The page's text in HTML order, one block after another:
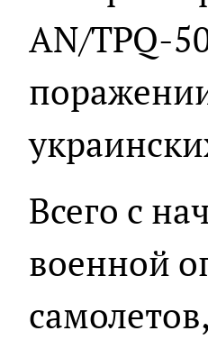
AN/TPQ-
Всего с
военной